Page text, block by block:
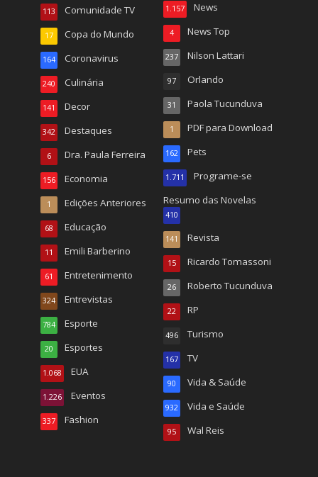
Comunidade TV
113
Copa do Mundo
17
Coronavirus
164
Culinária
240
Decor
141
Destaques
342
Dra. Paula Ferreira
6
Economia
156
Edições Anteriores
1
Educação
68
Emili Barberino
11
Entretenimento
61
Entrevistas
324
Esporte
784
Esportes
20
EUA
1.068
Eventos
1.226
Fashion
337
News
1.157
News Top
4
Nilson Lattari
237
Orlando
97
Paola Tucunduva
31
PDF para Download
1
Pets
162
Programe-se
1.711
Resumo das Novelas
410
Revista
141
Ricardo Tomassoni
15
Roberto Tucunduva
26
RP
22
Turismo
496
TV
167
Vida & Saúde
90
Vida e Saúde
932
Wal Reis
95